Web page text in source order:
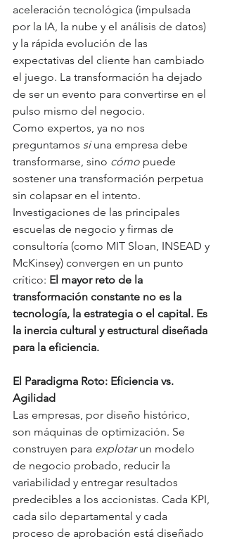
aceleración tecnológica (impulsada
por la IA, la nube y el análisis de datos)
y la rápida evolución de las
expectativas del cliente han cambiado
el juego. La transformación ha dejado
de ser un evento para convertirse en el
pulso mismo del negocio.
Como expertos, ya no nos
preguntamos si una empresa debe
transformarse, sino cómo puede
sostener una transformación perpetua
sin colapsar en el intento.
Investigaciones de las principales
escuelas de negocio y firmas de
consultoría (como MIT Sloan, INSEAD y
McKinsey) convergen en un punto
crítico: El mayor reto de la
transformación constante no es la
tecnología, la estrategia o el capital. Es
la inercia cultural y estructural diseñada
para la eficiencia.
El Paradigma Roto: Eficiencia vs.
Agilidad
Las empresas, por diseño histórico,
son máquinas de optimización. Se
construyen para explotar un modelo
de negocio probado, reducir la
variabilidad y entregar resultados
predecibles a los accionistas. Cada KPI,
cada silo departamental y cada
proceso de aprobación está diseñado